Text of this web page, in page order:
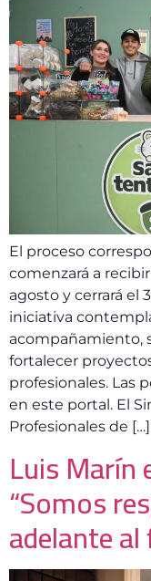
El proceso
comenzará a
agosto y cerrará el
iniciativa
acompañamiento,
fortalecer
profesionales. Las
en este portal. El
Profesionales de […]
Luis Marín
“Somos
adelante